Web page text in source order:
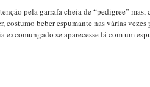
pela garrafa cheia de “pedigree”
costumo beber espumante nas várias
excomungado se aparecesse lá com um
2007